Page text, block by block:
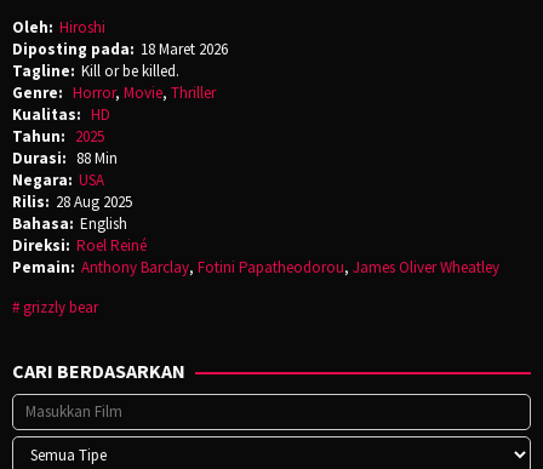
Oleh: Hiroshi
Diposting pada: 18 Maret 2026
Tagline: Kill or be killed.
Genre: Horror, Movie, Thriller
Kualitas: HD
Tahun: 2025
Durasi: 88 Min
Negara: USA
Rilis: 28 Aug 2025
Bahasa: English
Direksi: Roel Reiné
Pemain: Anthony Barclay, Fotini Papatheodorou, James Oliver Wheatley
grizzly bear
CARI BERDASARKAN